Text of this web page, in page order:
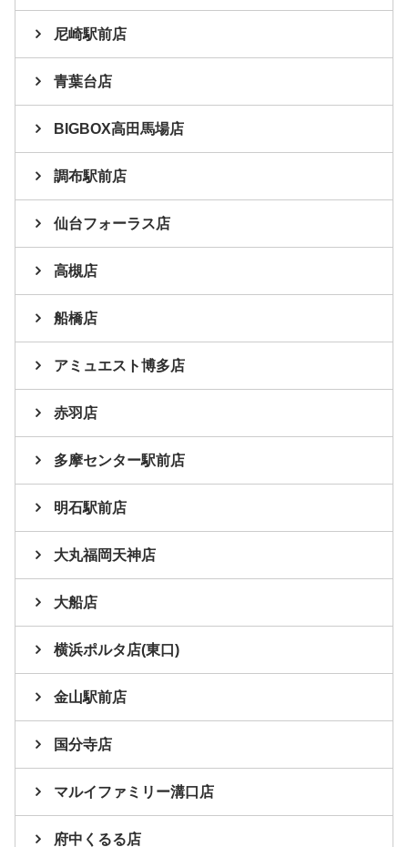
尼崎駅前店
青葉台店
BIGBOX高田馬場店
調布駅前店
仙台フォーラス店
高槻店
船橋店
アミュエスト博多店
赤羽店
多摩センター駅前店
明石駅前店
大丸福岡天神店
大船店
横浜ポルタ店(東口)
金山駅前店
国分寺店
マルイファミリー溝口店
府中くるる店